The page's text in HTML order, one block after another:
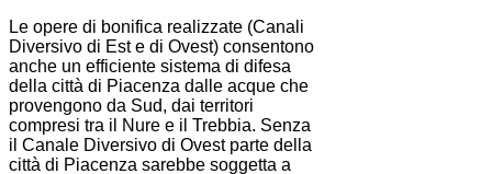
Le opere di bonifica realizzate (Canali
Diversivo di Est e di Ovest) consentono
anche un efficiente sistema di difesa
della città di Piacenza dalle acque che
provengono da Sud, dai territori
compresi tra il Nure e il Trebbia. Senza
il Canale Diversivo di Ovest parte della
città di Piacenza sarebbe soggetta a